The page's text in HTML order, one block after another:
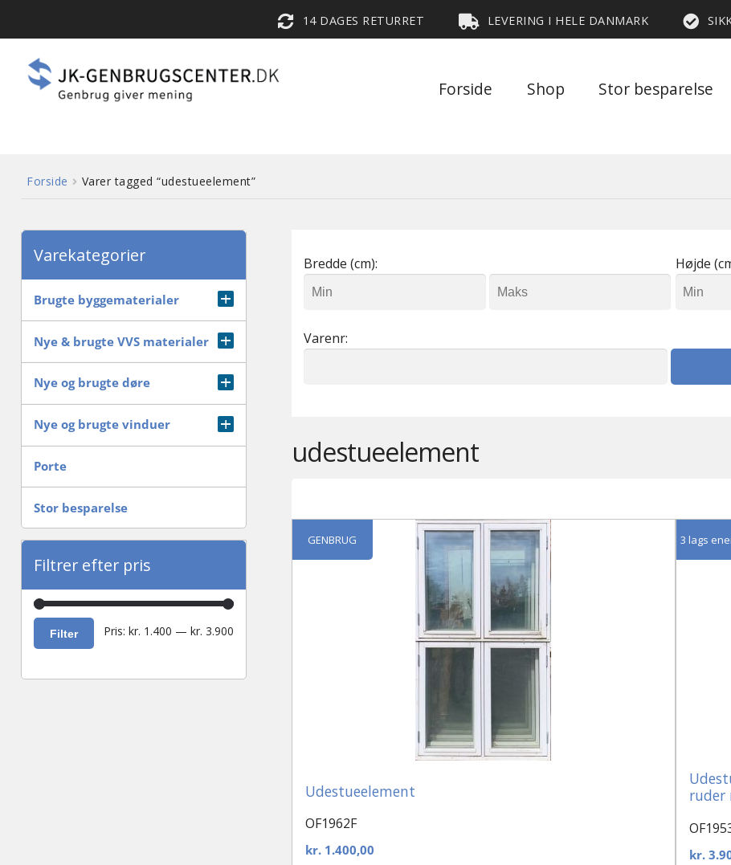
14 DAGES RETURRET LEVERING I HELE DANMARK
Forside Shop Stor besparelse
Forside Varer tagged “udestueelement”
Bredde (cm): Højde
Varenr:
udestueelement
GENBRUG
Udestueelement
OF1962F
kr.1.400,00
3 lags
ruder
kr.
Varekategorier
Brugte byggematerialer
Diverse
Specielle ting
Tagsten og skiffer
Tømmer og profilbrædder
Trapper inde & ude
Nye & brugte VVS materialer
Radiator
Nye og brugte døre
Branddøre
Dør Tilbehør lås/Hængsler mm
Facadedør
Fyldningsdøre med karm
Indvendigedøre
Nye og brugte vinduer
Antik vindue
Badeværelsesvindue
Bondehusvinduer
Dreje kip vinduer
Porte
Stor besparelse
Filtrer efter pris
Mindste
Højeste
Filter Pris: kr. 1.400 — kr. 3.900